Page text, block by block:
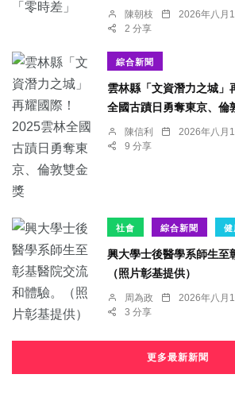
陳朝枝 2026年八月
2 分享
綜合新聞
雲林縣「文資潛力之城」
全國古蹟日勇奪東京、倫
陳信利 2026年八月
9 分享
社會 綜合新聞 健
興大學士後醫學系師生至
（照片彰基提供）
周為政 2026年八月
3 分享
更多最新新聞